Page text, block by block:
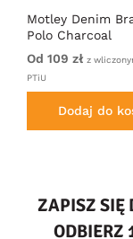
Motley Denim
Polo Charcoal
Od 109 zł z
PTiU
Dodaj do
ZAPISZ SIĘ
ODBIERZ